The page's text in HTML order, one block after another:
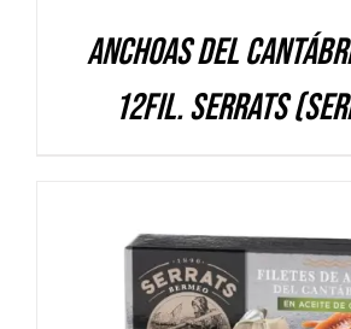
Anchoas del
12fil. Serrats